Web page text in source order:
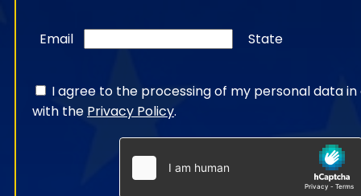
Email State
I agree to the processing of my personal data
with the Privacy Policy.